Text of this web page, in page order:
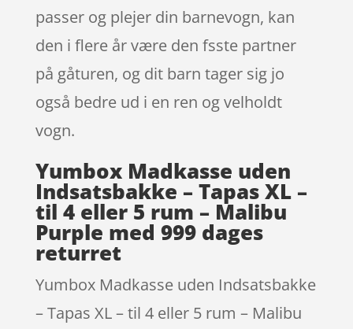
passer og plejer din barnevogn, kan
den i flere år være den fsste partner
på gåturen, og dit barn tager sig jo
også bedre ud i en ren og velholdt
vogn.
Yumbox Madkasse uden
Indsatsbakke – Tapas XL –
til 4 eller 5 rum – Malibu
Purple med 999 dages
returret
Yumbox Madkasse uden Indsatsbakke
– Tapas XL – til 4 eller 5 rum – Malibu